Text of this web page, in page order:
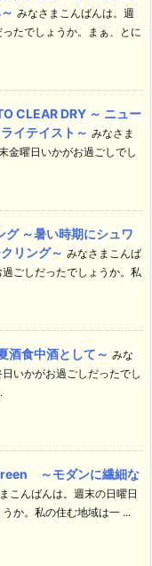
みなさまこんばんは。週
たでしょうか。まぁ、とに
CLEAR DRY ～ ニュー
イテイスト～ みなさま
金曜日いかがお過ごしでし
グ ～暑い時期にシュワ
リング～ みなさまこんば
ごしだったでしょうか。私
酒食中酒として～ みな
いかがお過ごしだったでし
～モダンに繊細な
こんばんは。週末の日曜日
か。私の住む地域は一 ...